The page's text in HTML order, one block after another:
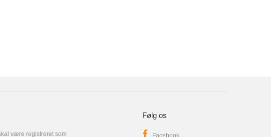
være registreret som
Følg os
Facebook